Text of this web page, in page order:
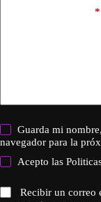
*
Guarda mi
navegador para la
Acepto las
Recibir un correo